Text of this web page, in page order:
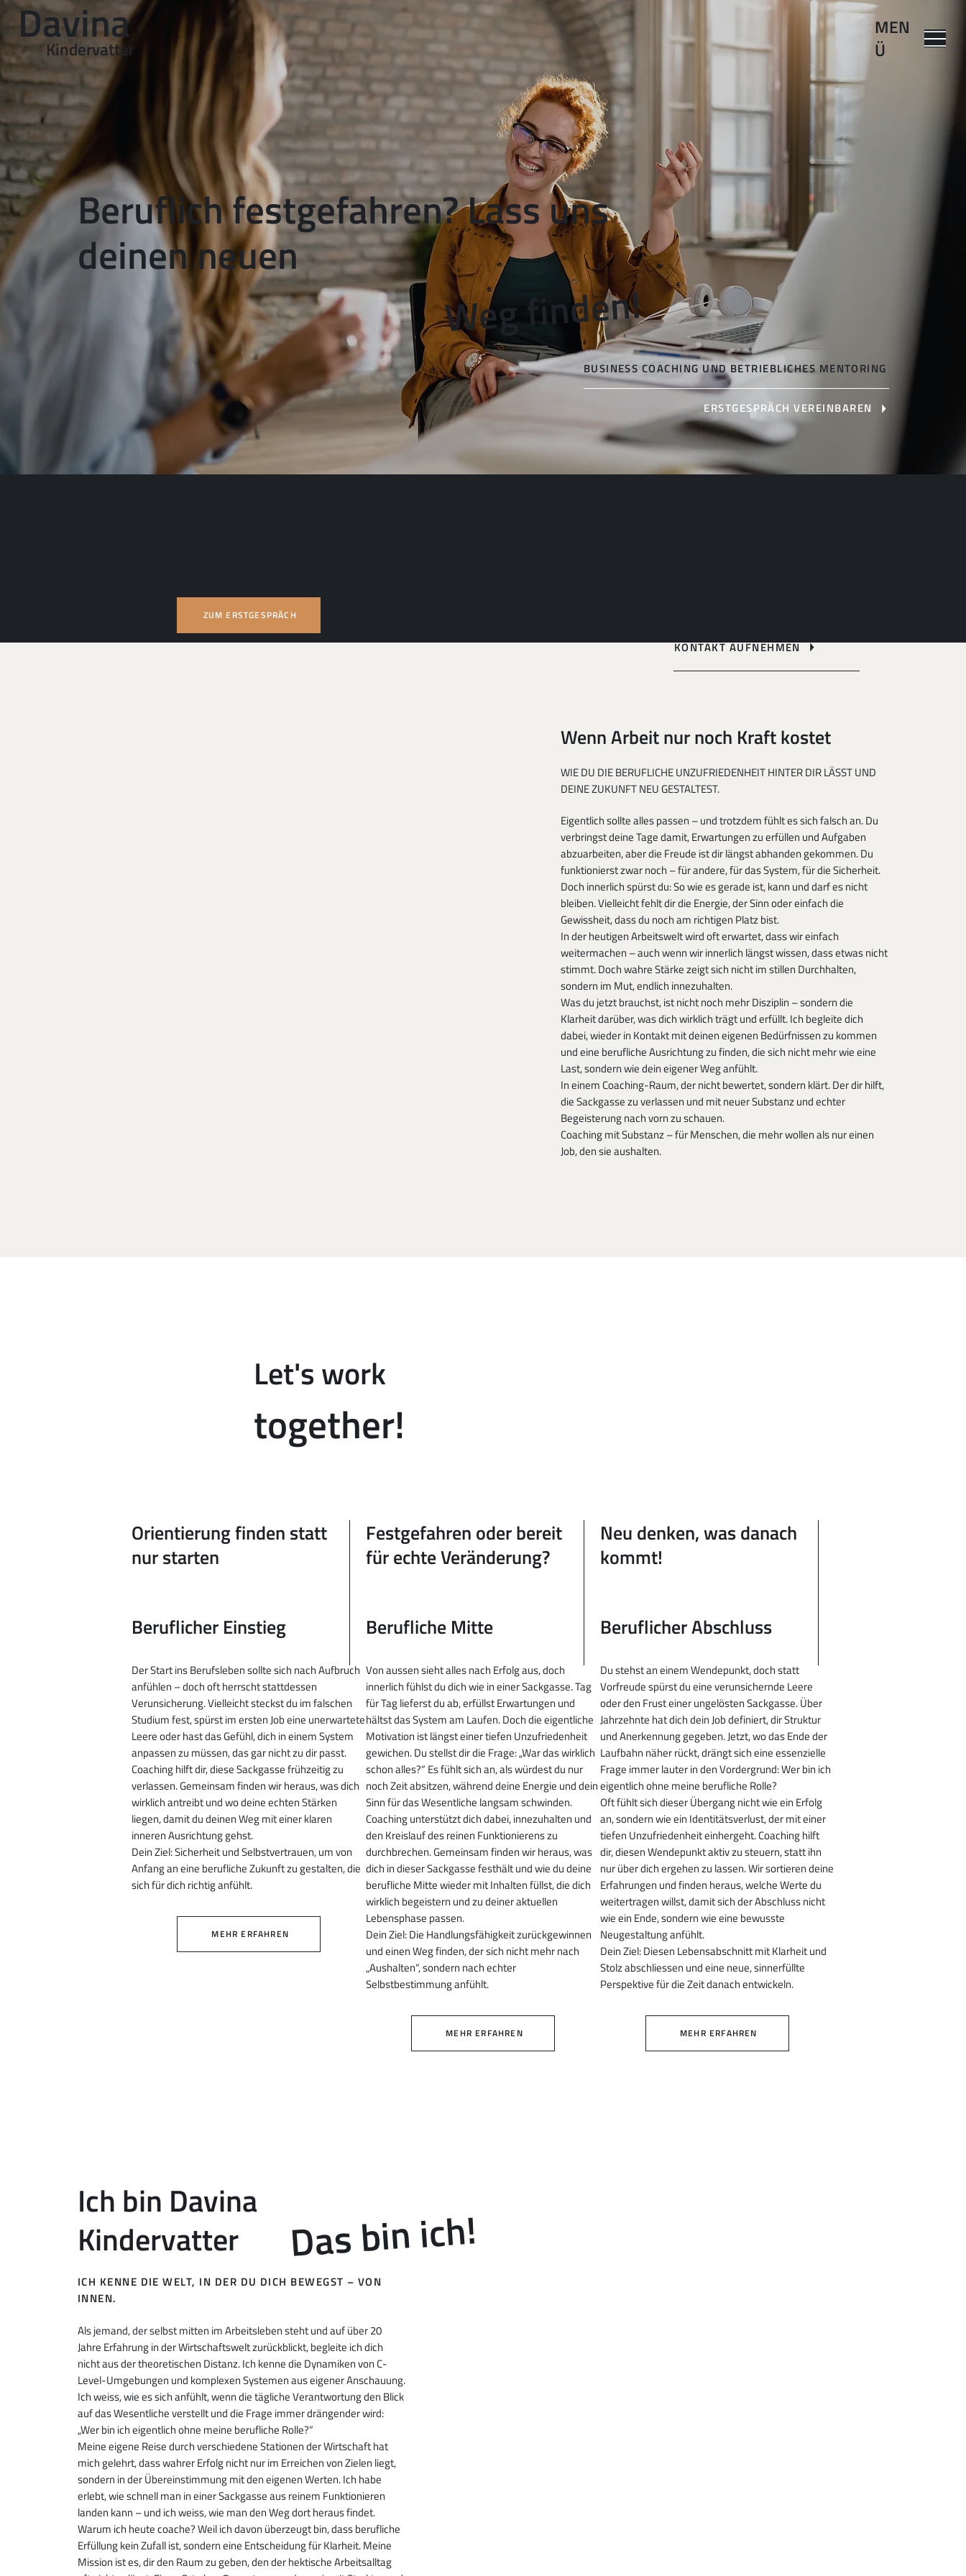
Davina
Kindervatter
MEN
Ü
Beruflich festgefahren? Lass uns
deinen neuen
Weg finden!
BUSINESS COACHING UND BETRIEBLICHES MENTORING
ERSTGESPRÄCH VEREINBAREN
ZUM ERSTGESPRÄCH
KONTAKT AUFNEHMEN
Wenn Arbeit nur noch Kraft kostet
WIE DU DIE BERUFLICHE UNZUFRIEDENHEIT HINTER DIR LÄSST UND
DEINE ZUKUNFT NEU GESTALTEST.
Eigentlich sollte alles passen – und trotzdem fühlt es sich falsch an. Du
verbringst deine Tage damit, Erwartungen zu erfüllen und Aufgaben
abzuarbeiten, aber die Freude ist dir längst abhanden gekommen. Du
funktionierst zwar noch – für andere, für das System, für die Sicherheit.
Doch innerlich spürst du: So wie es gerade ist, kann und darf es nicht
bleiben. Vielleicht fehlt dir die Energie, der Sinn oder einfach die
Gewissheit, dass du noch am richtigen Platz bist.
In der heutigen Arbeitswelt wird oft erwartet, dass wir einfach
weitermachen – auch wenn wir innerlich längst wissen, dass etwas nicht
stimmt. Doch wahre Stärke zeigt sich nicht im stillen Durchhalten,
sondern im Mut, endlich innezuhalten.
Was du jetzt brauchst, ist nicht noch mehr Disziplin – sondern die
Klarheit darüber, was dich wirklich trägt und erfüllt. Ich begleite dich
dabei, wieder in Kontakt mit deinen eigenen Bedürfnissen zu kommen
und eine berufliche Ausrichtung zu finden, die sich nicht mehr wie eine
Last, sondern wie dein eigener Weg anfühlt.
In einem Coaching-Raum, der nicht bewertet, sondern klärt. Der dir hilft,
die Sackgasse zu verlassen und mit neuer Substanz und echter
Begeisterung nach vorn zu schauen.
Coaching mit Substanz – für Menschen, die mehr wollen als nur einen
Job, den sie aushalten.
Let's work
together!
Orientierung finden statt
nur starten
Beruflicher Einstieg
MEHR ERFAHREN
Der Start ins Berufsleben sollte sich nach Aufbruch
anfühlen – doch oft herrscht stattdessen
Verunsicherung. Vielleicht steckst du im falschen
Studium fest, spürst im ersten Job eine unerwartete
Leere oder hast das Gefühl, dich in einem System
anpassen zu müssen, das gar nicht zu dir passt.
Coaching hilft dir, diese Sackgasse frühzeitig zu
verlassen. Gemeinsam finden wir heraus, was dich
wirklich antreibt und wo deine echten Stärken
liegen, damit du deinen Weg mit einer klaren
inneren Ausrichtung gehst.
Dein Ziel: Sicherheit und Selbstvertrauen, um von
Anfang an eine berufliche Zukunft zu gestalten, die
sich für dich richtig anfühlt.
Festgefahren oder bereit
für echte Veränderung?
Berufliche Mitte
MEHR ERFAHREN
Von aussen sieht alles nach Erfolg aus, doch
innerlich fühlst du dich wie in einer Sackgasse. Tag
für Tag lieferst du ab, erfüllst Erwartungen und
hältst das System am Laufen. Doch die eigentliche
Motivation ist längst einer tiefen Unzufriedenheit
gewichen. Du stellst dir die Frage: „War das wirklich
schon alles?“ Es fühlt sich an, als würdest du nur
noch Zeit absitzen, während deine Energie und dein
Sinn für das Wesentliche langsam schwinden.
Coaching unterstützt dich dabei, innezuhalten und
den Kreislauf des reinen Funktionierens zu
durchbrechen. Gemeinsam finden wir heraus, was
dich in dieser Sackgasse festhält und wie du deine
berufliche Mitte wieder mit Inhalten füllst, die dich
wirklich begeistern und zu deiner aktuellen
Lebensphase passen.
Dein Ziel: Die Handlungsfähigkeit zurückgewinnen
und einen Weg finden, der sich nicht mehr nach
„Aushalten“, sondern nach echter
Selbstbestimmung anfühlt.
Neu denken, was danach
kommt!
Beruflicher Abschluss
MEHR ERFAHREN
Du stehst an einem Wendepunkt, doch statt
Vorfreude spürst du eine verunsichernde Leere
oder den Frust einer ungelösten Sackgasse. Über
Jahrzehnte hat dich dein Job definiert, dir Struktur
und Anerkennung gegeben. Jetzt, wo das Ende der
Laufbahn näher rückt, drängt sich eine essenzielle
Frage immer lauter in den Vordergrund: Wer bin ich
eigentlich ohne meine berufliche Rolle?
Oft fühlt sich dieser Übergang nicht wie ein Erfolg
an, sondern wie ein Identitätsverlust, der mit einer
tiefen Unzufriedenheit einhergeht. Coaching hilft
dir, diesen Wendepunkt aktiv zu steuern, statt ihn
nur über dich ergehen zu lassen. Wir sortieren deine
Erfahrungen und finden heraus, welche Werte du
weitertragen willst, damit sich der Abschluss nicht
wie ein Ende, sondern wie eine bewusste
Neugestaltung anfühlt.
Dein Ziel: Diesen Lebensabschnitt mit Klarheit und
Stolz abschliessen und eine neue, sinnerfüllte
Perspektive für die Zeit danach entwickeln.
Ich bin Davina
Kindervatter
ICH KENNE DIE WELT, IN DER DU DICH BEWEGST – VON
INNEN.
Als jemand, der selbst mitten im Arbeitsleben steht und auf über 20
Jahre Erfahrung in der Wirtschaftswelt zurückblickt, begleite ich dich
nicht aus der theoretischen Distanz. Ich kenne die Dynamiken von C-
Level-Umgebungen und komplexen Systemen aus eigener Anschauung.
Ich weiss, wie es sich anfühlt, wenn die tägliche Verantwortung den Blick
auf das Wesentliche verstellt und die Frage immer drängender wird:
„Wer bin ich eigentlich ohne meine berufliche Rolle?“
Meine eigene Reise durch verschiedene Stationen der Wirtschaft hat
mich gelehrt, dass wahrer Erfolg nicht nur im Erreichen von Zielen liegt,
sondern in der Übereinstimmung mit den eigenen Werten. Ich habe
erlebt, wie schnell man in einer Sackgasse aus reinem Funktionieren
landen kann – und ich weiss, wie man den Weg dort heraus findet.
Warum ich heute coache? Weil ich davon überzeugt bin, dass berufliche
Erfüllung kein Zufall ist, sondern eine Entscheidung für Klarheit. Meine
Mission ist es, dir den Raum zu geben, den der hektische Arbeitsalltag
Das bin ich!